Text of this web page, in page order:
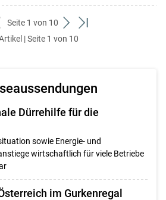
Seite 1 von 10
weiter
zum
zum
| Seite 1 von 10
Dürrehilfe für die
sowie Energie- und
wirtschaftlich für viele Betriebe
im Gurkenregal